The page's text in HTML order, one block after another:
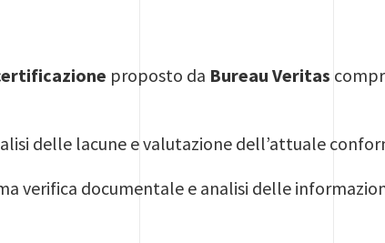
proposto da Bureau Veritas
delle lacune e valutazione dell’attuale
verifica documentale e analisi delle